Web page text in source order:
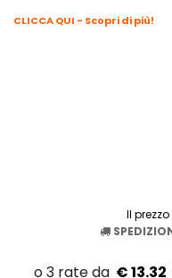
CLICCA QUI - Scopri di più!
Il
€ 13.32